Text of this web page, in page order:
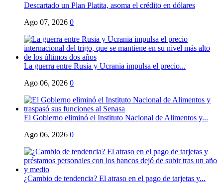
Descartado un Plan Platita, asoma el crédito en dólares
Ago 07, 2026 0
La guerra entre Rusia y Ucrania impulsa el precio...
Ago 06, 2026 0
El Gobierno eliminó el Instituto Nacional de Alimentos y...
Ago 06, 2026 0
¿Cambio de tendencia? El atraso en el pago de tarjetas y...